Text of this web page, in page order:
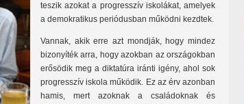
teszik azokat a progresszív iskolákat, amelyek
a demokratikus periódusban működni kezdtek.
Vannak, akik erre azt mondják, hogy mindez
bizonyíték arra, hogy azokban az országokban
erősödik meg a diktatúra iránti igény, ahol sok
progresszív iskola működik. Ez az érv azonban
hamis, mert azoknak a családoknak és